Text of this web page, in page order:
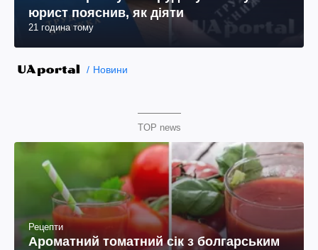
юрист пояснив, як діяти
21 година тому
Новини
TOP news
Рецепти
Ароматний томатний сік з болгарським